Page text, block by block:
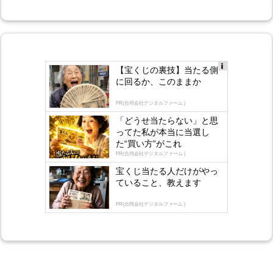
gly
【宝くじの裏技】当たる側
に回るか、このままか
PR(合同会社デジタルファーム )
「どうせ当たらない」と思
ってた私が本当に当選し
た“買い方”がこれ
PR(合同会社デジタルファーム )
宝くじ当たる人だけがやっ
ていること、教えます
PR(合同会社デジタルファーム )